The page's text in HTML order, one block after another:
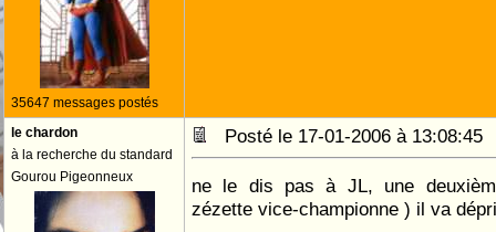
35647 messages postés
le chardon
à la recherche du standard
Gourou Pigeonneux
Posté le 17-01-2006 à
ne le dis pas à JL, une
zézette vice-championne ) il va